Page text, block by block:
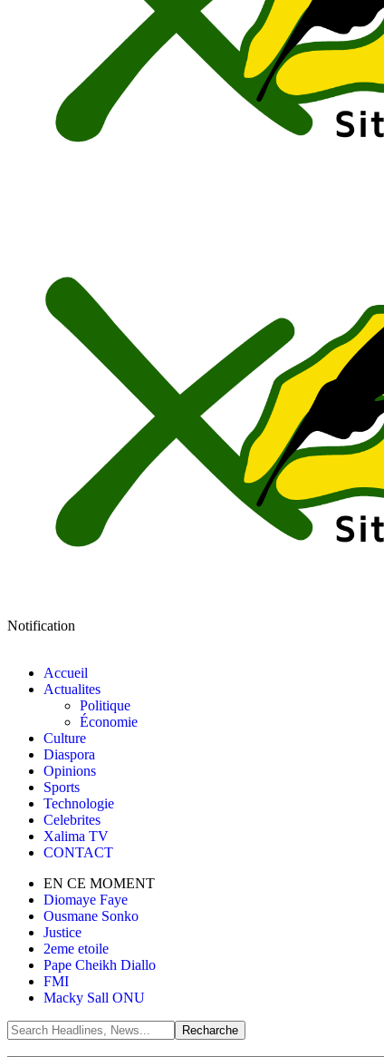
Notification
Accueil
Actualites
Politique
Économie
Culture
Diaspora
Opinions
Sports
Technologie
Celebrites
Xalima TV
CONTACT
EN CE MOMENT
Diomaye Faye
Ousmane Sonko
Justice
2eme etoile
Pape Cheikh Diallo
FMI
Macky Sall ONU